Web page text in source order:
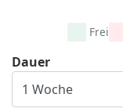
Frei
Dauer